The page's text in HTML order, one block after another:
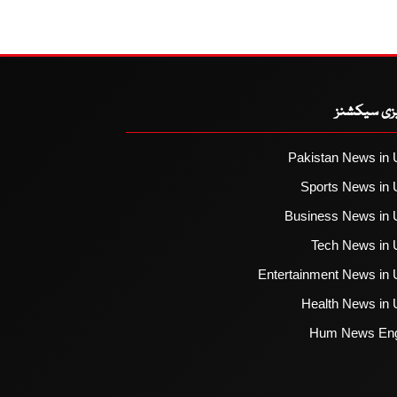
سیکشنز
Pakistan News in
Sports News in
Business News in
Tech News in
Entertainment News in
Health News in
Hum News